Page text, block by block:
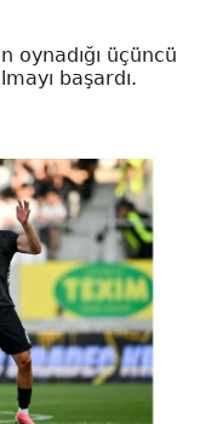
oynadığı üçüncü
başardı.